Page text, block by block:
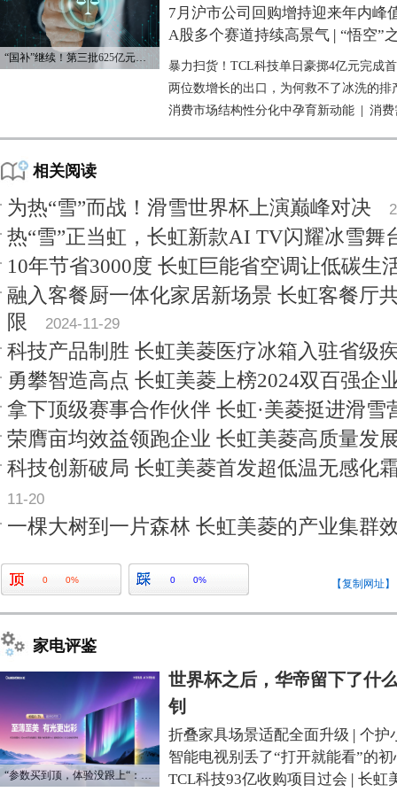
“国补”继续！第三批625亿元资金已下达
7月沪市公司回购增持迎来年内峰
A股多个赛道持续高景气 | “悟空”
暴力扫货！TCL科技单日豪掷4亿元完成
两位数增长的出口，为何救不了冰洗的排
消费市场结构性分化中孕育新动能
消费
相关阅读
为热“雪”而战！滑雪世界杯上演巅峰对决
热“雪”正当虹，长虹新款AI TV闪耀冰雪舞
10年节省3000度 长虹巨能省空调让低碳生
融入客餐厨一体化家居新场景 长虹客餐厅
限
2024-11-29
科技产品制胜 长虹美菱医疗冰箱入驻省级
勇攀智造高点 长虹美菱上榜2024双百强企
拿下顶级赛事合作伙伴 长虹·美菱挺进滑雪
荣膺亩均效益领跑企业 长虹美菱高质量发
科技创新破局 长虹美菱首发超低温无感化
11-20
一棵大树到一片森林 长虹美菱的产业集群
0 0% 0 0% 【复制网址】
家电评鉴
“参数买到顶，体验没跟上“：长虹追光Q70S给高端电视打了个样
世界杯之后，华帝留下了什
钊
折叠家具场景适配全面升级 | 个护
智能电视别丢了“打开就能看”的初
TCL科技93亿收购项目过会 | 长虹